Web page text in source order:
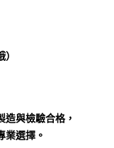
與檢驗合格，
業選擇。